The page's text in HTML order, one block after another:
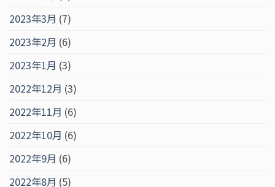
2023年3月 (7)
2023年2月 (6)
2023年1月 (3)
2022年12月 (3)
2022年11月 (6)
2022年10月 (6)
2022年9月 (6)
2022年8月 (5)